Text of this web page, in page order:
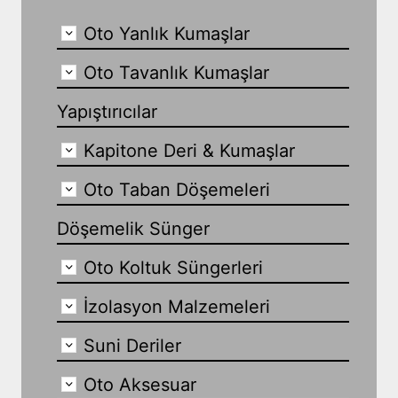
Oto Yanlık Kumaşlar
Oto Tavanlık Kumaşlar
Yapıştırıcılar
Kapitone Deri & Kumaşlar
Oto Taban Döşemeleri
Döşemelik Sünger
Oto Koltuk Süngerleri
İzolasyon Malzemeleri
Suni Deriler
Oto Aksesuar